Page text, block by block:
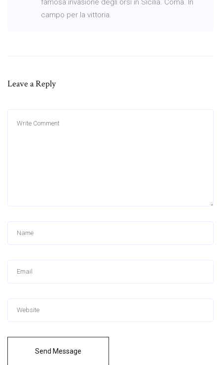
famosa invasione degli orsi in Sicilia. Coma. In
campo per la vittoria.
Leave a Reply
Send Message